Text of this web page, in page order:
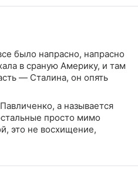
было напрасно, напрасно
в сраную Америку, и там
— Сталина, он опять
а называется
просто мимо
это не восхищение,